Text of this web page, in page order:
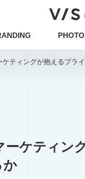
PHOTO
企画の立て方
イラスト・マンガ
ケティングが抱えるプラ
ケティン
か